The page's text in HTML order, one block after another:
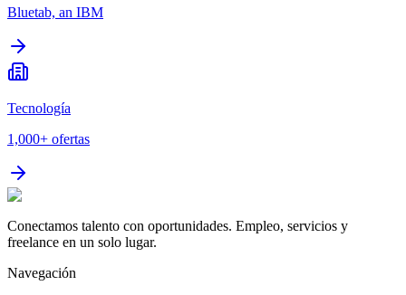
Bluetab, an IBM
Tecnología
1,000+ ofertas
Conectamos talento con oportunidades. Empleo, servicios y
freelance en un solo lugar.
Navegación